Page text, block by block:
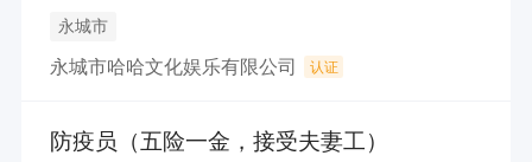
永城市
永城市哈哈文化娱乐有限公司 认证
防疫员（五险一金，接受夫妻工）